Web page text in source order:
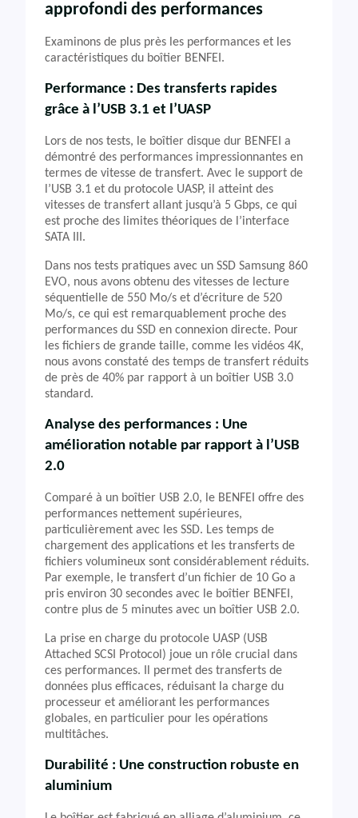
approfondi des performances
Examinons de plus près les performances et les
caractéristiques du boîtier BENFEI.
Performance : Des transferts rapides
grâce à l’USB 3.1 et l’UASP
Lors de nos tests, le boîtier disque dur BENFEI a
démontré des performances impressionnantes en
termes de vitesse de transfert. Avec le support de
l’USB 3.1 et du protocole UASP, il atteint des
vitesses de transfert allant jusqu’à 5 Gbps, ce qui
est proche des limites théoriques de l’interface
SATA III.
Dans nos tests pratiques avec un SSD Samsung 860
EVO, nous avons obtenu des vitesses de lecture
séquentielle de 550 Mo/s et d’écriture de 520
Mo/s, ce qui est remarquablement proche des
performances du SSD en connexion directe. Pour
les fichiers de grande taille, comme les vidéos 4K,
nous avons constaté des temps de transfert réduits
de près de 40% par rapport à un boîtier USB 3.0
standard.
Analyse des performances : Une
amélioration notable par rapport à l’USB
2.0
Comparé à un boîtier USB 2.0, le BENFEI offre des
performances nettement supérieures,
particulièrement avec les SSD. Les temps de
chargement des applications et les transferts de
fichiers volumineux sont considérablement réduits.
Par exemple, le transfert d’un fichier de 10 Go a
pris environ 30 secondes avec le boîtier BENFEI,
contre plus de 5 minutes avec un boîtier USB 2.0.
La prise en charge du protocole UASP (USB
Attached SCSI Protocol) joue un rôle crucial dans
ces performances. Il permet des transferts de
données plus efficaces, réduisant la charge du
processeur et améliorant les performances
globales, en particulier pour les opérations
multitâches.
Durabilité : Une construction robuste en
aluminium